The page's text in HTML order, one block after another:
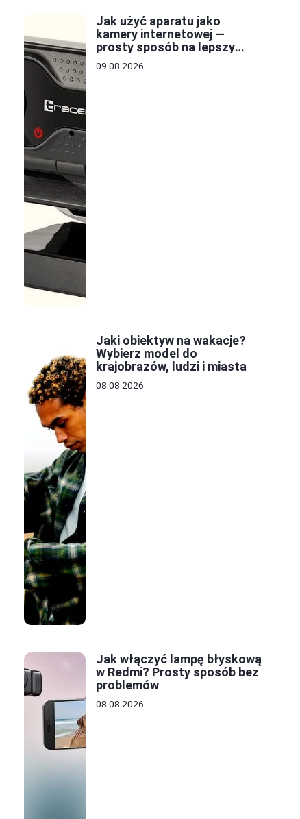
Jak użyć aparatu jako
kamery internetowej —
prosty sposób na lepszy
obraz
09.08.2026
Jaki obiektyw na wakacje?
Wybierz model do
krajobrazów, ludzi i miasta
08.08.2026
Jak włączyć lampę błyskową
w Redmi? Prosty sposób bez
problemów
08.08.2026